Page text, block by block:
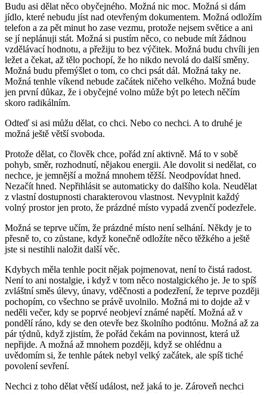
Budu asi dělat něco obyčejného. Možná nic moc. Možná si dám
jídlo, které nebudu jíst nad otevřeným dokumentem. Možná odložím
telefon a za pět minut ho zase vezmu, protože nejsem světice a ani
se jí neplánuji stát. Možná si pustím něco, co nebude mít žádnou
vzdělávací hodnotu, a přežiju to bez výčitek. Možná budu chvíli jen
ležet a čekat, až tělo pochopí, že ho nikdo nevolá do další směny.
Možná budu přemýšlet o tom, co chci psát dál. Možná taky ne.
Možná tenhle víkend nebude začátek ničeho velkého. Možná bude
jen první důkaz, že i obyčejné volno může být po letech něčím
skoro radikálním.
Odteď si asi můžu dělat, co chci. Nebo co nechci. A to druhé je
možná ještě větší svoboda.
Protože dělat, co člověk chce, pořád zní aktivně. Má to v sobě
pohyb, směr, rozhodnutí, nějakou energii. Ale dovolit si nedělat, co
nechce, je jemnější a možná mnohem těžší. Neodpovídat hned.
Nezačít hned. Nepřihlásit se automaticky do dalšího kola. Neudělat
z vlastní dostupnosti charakterovou vlastnost. Nevyplnit každý
volný prostor jen proto, že prázdné místo vypadá zvenčí podezřele.
Možná se teprve učím, že prázdné místo není selhání. Někdy je to
přesně to, co zůstane, když konečně odložíte něco těžkého a ještě
jste si nestihli naložit další věc.
Kdybych měla tenhle pocit nějak pojmenovat, není to čistá radost.
Není to ani nostalgie, i když v tom něco nostalgického je. Je to spíš
zvláštní směs úlevy, únavy, vděčnosti a podezření, že teprve později
pochopím, co všechno se právě uvolnilo. Možná mi to dojde až v
neděli večer, kdy se poprvé neobjeví známé napětí. Možná až v
pondělí ráno, kdy se den otevře bez školního podtónu. Možná až za
pár týdnů, když zjistím, že pořád čekám na povinnost, která už
nepřijde. A možná až mnohem později, když se ohlédnu a
uvědomím si, že tenhle pátek nebyl velký začátek, ale spíš tiché
povolení sevření.
Nechci z toho dělat větší událost, než jaká to je. Zároveň nechci